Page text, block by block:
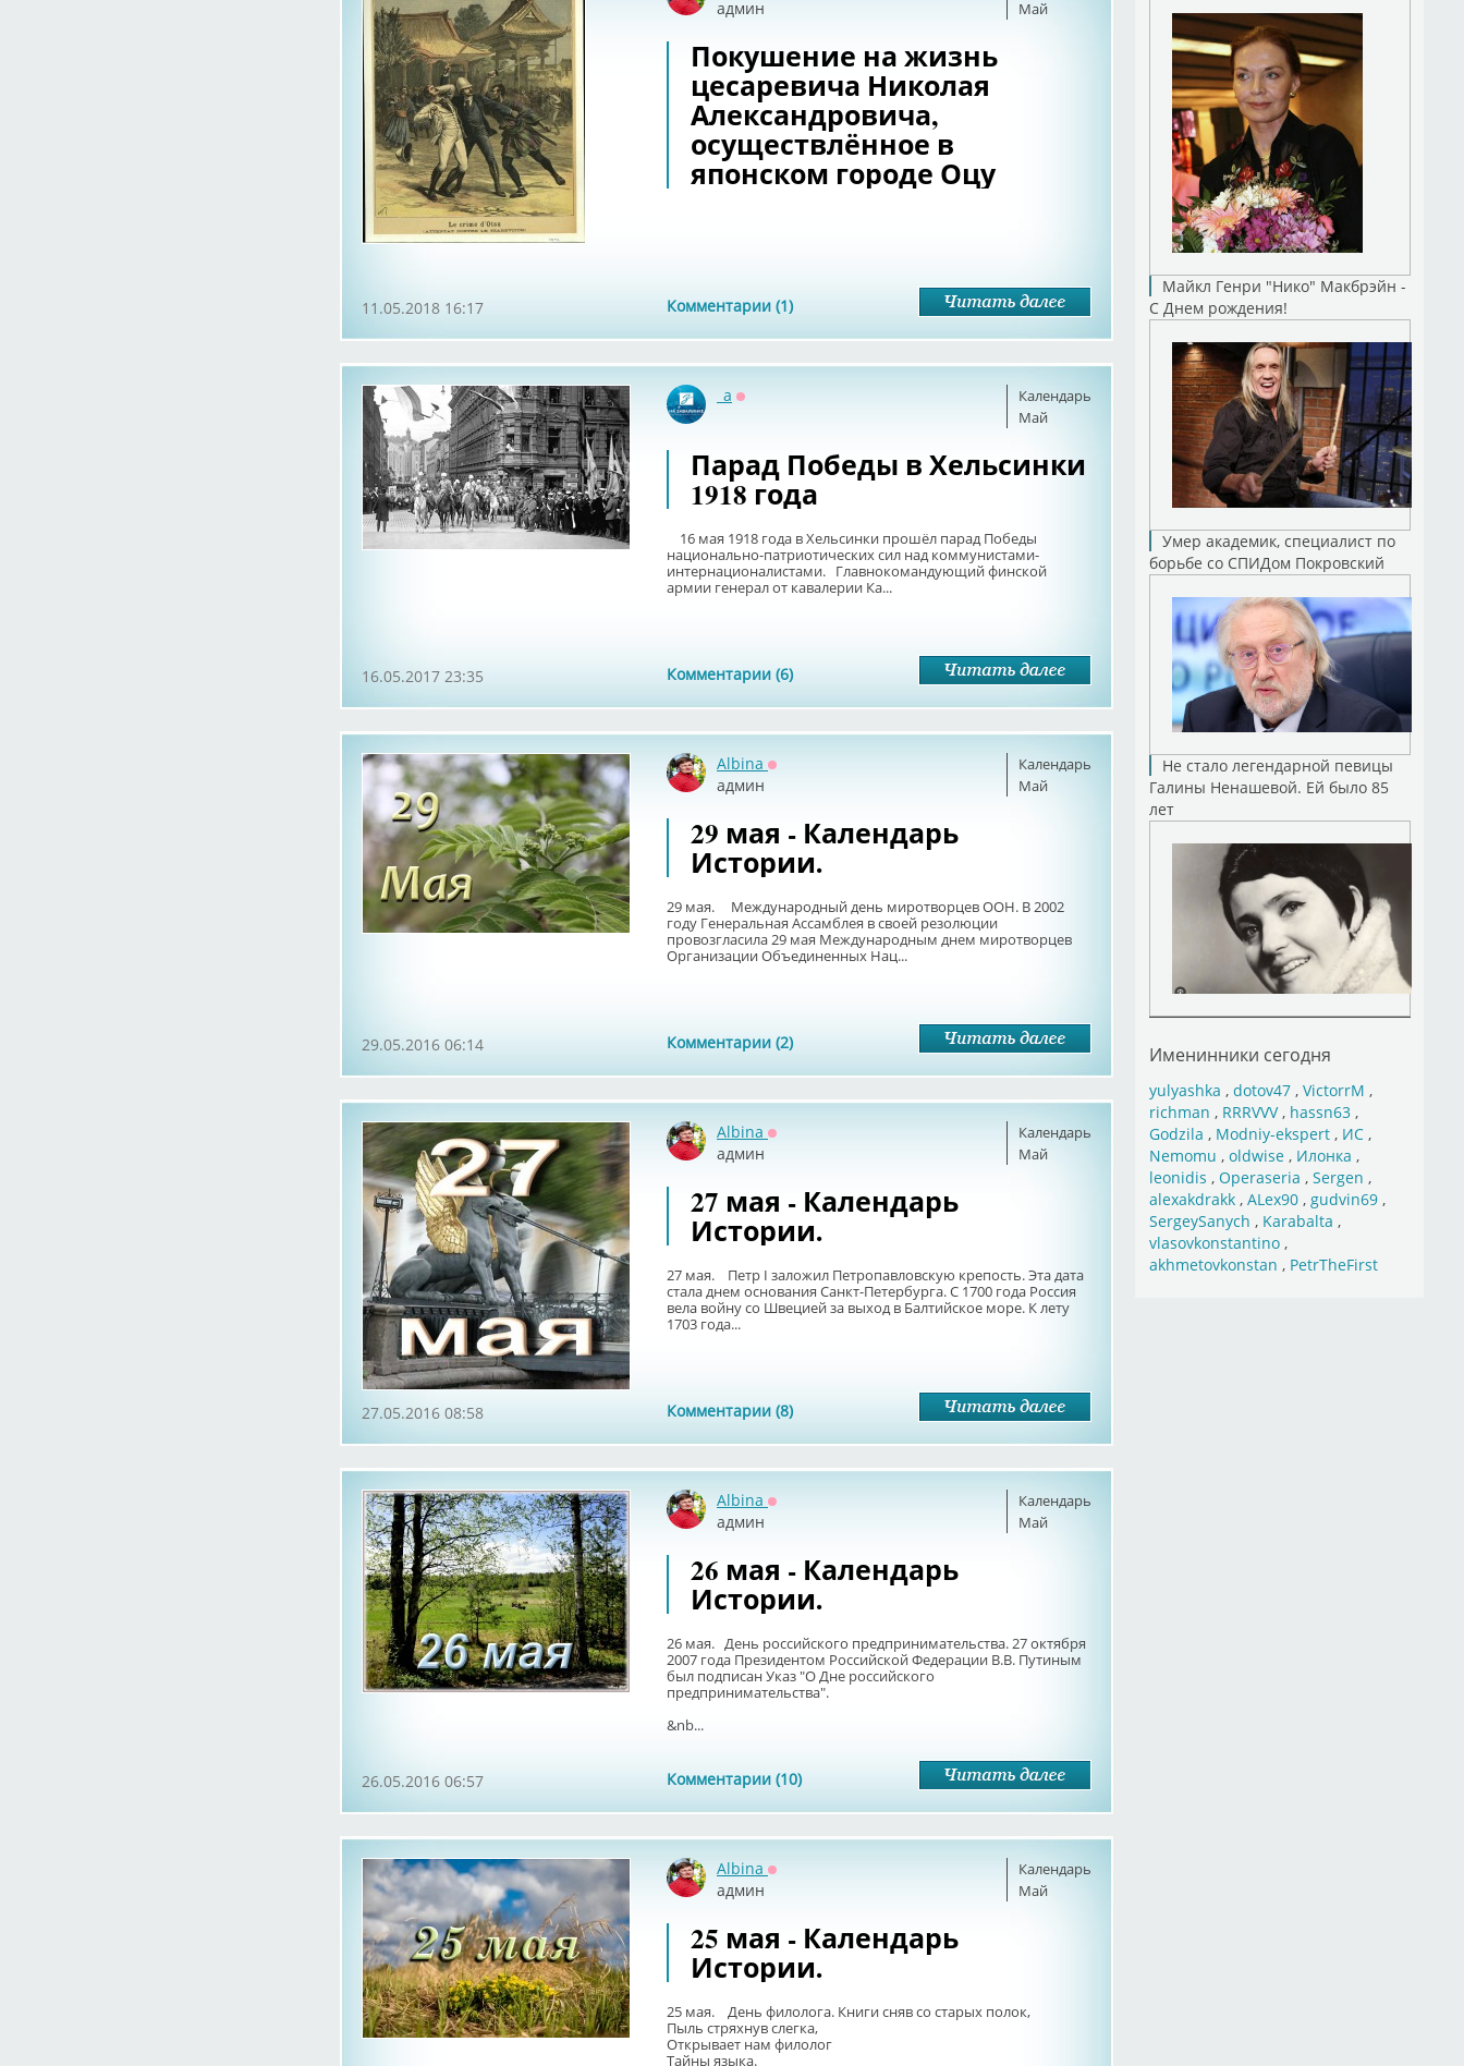
Май
админ
Покушение на жизнь
цесаревича Николая
Александровича,
осуществлённое в
японском городе Оцу
Комментарии (1)
11.05.2018 16:17
Календарь
Май
_a
Парад Победы в Хельсинки
1918 года
16 мая 1918 года в Хельсинки прошёл парад Победы
национально-патриотических сил над коммунистами-
интернационалистами. Главнокомандующий финской
армии генерал от кавалерии Ка...
Комментарии (6)
16.05.2017 23:35
Календарь
Май
Albina
админ
29 мая - Календарь
Истории.
29 мая. Международный день миротворцев ООН. В 2002
году Генеральная Ассамблея в своей резолюции
провозгласила 29 мая Международным днем миротворцев
Организации Объединенных Нац...
Комментарии (2)
29.05.2016 06:14
Календарь
Май
Albina
админ
27 мая - Календарь
Истории.
27 мая. Петр I заложил Петропавловскую крепость. Эта дата
стала днем основания Санкт-Петербурга. С 1700 года Россия
вела войну со Швецией за выход в Балтийское море. К лету
1703 года...
Комментарии (8)
27.05.2016 08:58
Календарь
Май
Albina
админ
26 мая - Календарь
Истории.
26 мая. День российского предпринимательства. 27 октября
2007 года Президентом Российской Федерации В.В. Путиным
был подписан Указ "О Дне российского
предпринимательства".
&nb...
Комментарии (10)
26.05.2016 06:57
Календарь
Май
Albina
админ
25 мая - Календарь
Истории.
25 мая. День филолога. Книги сняв со старых полок,
Пыль стряхнув слегка,
Открывает нам филолог
Тайны языка.
Майкл Генри "Нико" Макбрэйн -
С Днем рождения!
Умер академик, специалист по
борьбе со СПИДом Покровский
Не стало легендарной певицы
Галины Ненашевой. Ей было 85
лет
Именинники сегодня
yulyashka , dotov47, VictorrM ,
richman , RRRVVV, hassn63,
Godzila , Modniy-ekspert, ИС,
Nemomu , oldwise, Илонка ,
leonidis , Operaseria , Sergen ,
alexakdrakk, ALex90, gudvin69,
SergeySanych , Karabalta ,
vlasovkonstantino,
akhmetovkonstan , PetrTheFirst